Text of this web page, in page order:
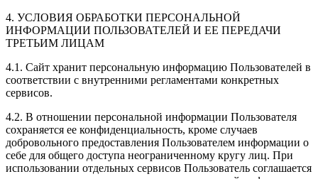
4. УСЛОВИЯ ОБРАБОТКИ ПЕРСОНАЛЬНОЙ
ИНФОРМАЦИИ ПОЛЬЗОВАТЕЛЕЙ И ЕЕ ПЕРЕДАЧИ
ТРЕТЬИМ ЛИЦАМ
4.1. Сайт хранит персональную информацию Пользователей в
соответствии с внутренними регламентами конкретных
сервисов.
4.2. В отношении персональной информации Пользователя
сохраняется ее конфиденциальность, кроме случаев
добровольного предоставления Пользователем информации о
себе для общего доступа неограниченному кругу лиц. При
использовании отдельных сервисов Пользователь соглашается